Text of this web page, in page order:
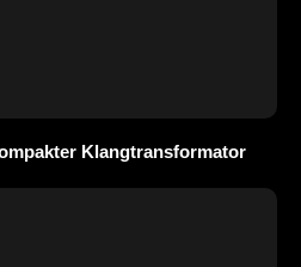
Klangtransformator